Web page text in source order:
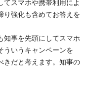
てスマホや携帯利用によ
り強化も含めてお答えを
知事を先頭にしてスマホ
ういうキャンペーンを
きだと考えます。知事の